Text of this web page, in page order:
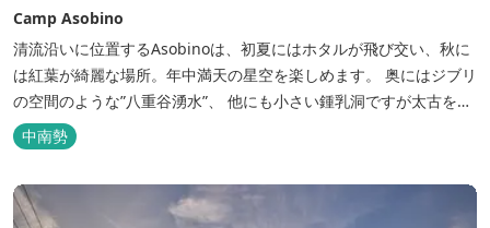
Camp Asobino
清流沿いに位置するAsobinoは、初夏にはホタルが飛び交い、秋に
は紅葉が綺麗な場所。年中満天の星空を楽しめます。 奥にはジブリ
の空間のような”八重谷湧水”、 他にも小さい鍾乳洞ですが太古を想
像させる”風穴”などがあり、自然が豊かなスポットです。 wi-fi完
備。テントサウナもご利用いただけます。 また近くには廃校を活用
した「阿曽温泉」もあります。
中南勢